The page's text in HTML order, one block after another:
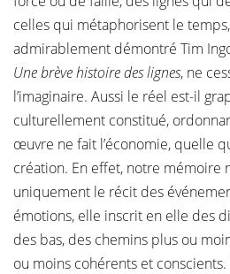
celles qui métaphorisent le
admirablement démontré Tim
Une brève histoire des lignes, ne
l’imaginaire. Aussi le réel est-il
culturellement constitué,
œuvre ne fait l’économie, quelle
création. En effet, notre mémoire
uniquement le récit des
émotions, elle inscrit en elle des
des bas, des chemins plus ou
ou moins cohérents et